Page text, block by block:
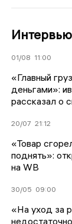
Интервью
01/08 11:00
«Главный
деньгами»:
рассказал о
20/07 21:12
«Товар
поднять»:
на WB
30/05 09:00
«На уход за